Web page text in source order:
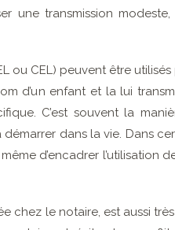
une transmission modeste,
ou CEL) peuvent être
d’un enfant et la lui
C’est souvent la
démarrer dans la vie. Dans
d’encadrer l’utilisation
chez le notaire, est aussi